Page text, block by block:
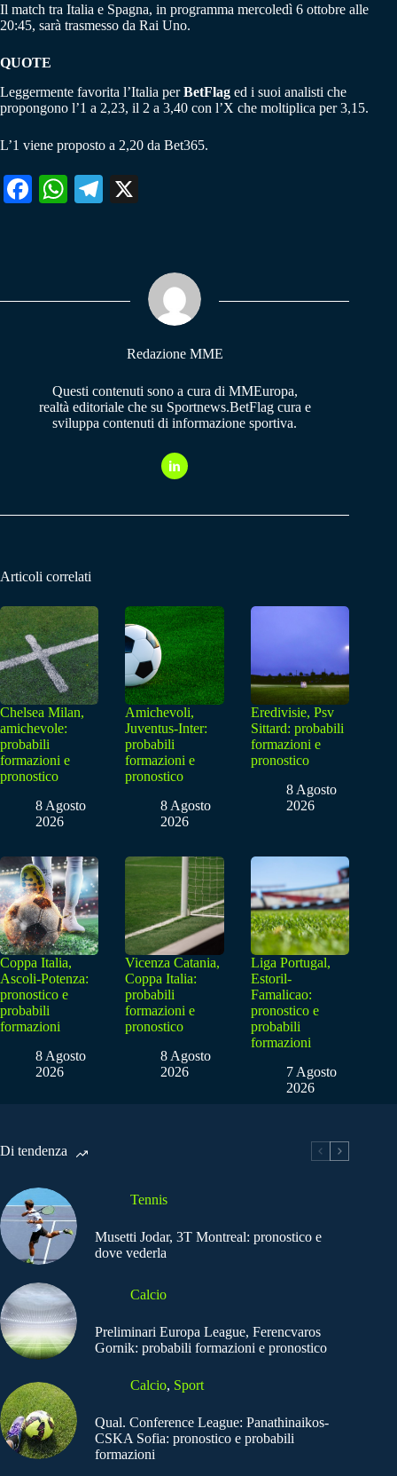
Il match tra Italia e Spagna, in programma mercoledì 6 ottobre alle
20:45, sarà trasmesso da Rai Uno.
QUOTE
Leggermente favorita l’Italia perBetFlag ed i suoi analisti che
propongono l’1 a 2,23, il 2 a 3,40 con l’X che moltiplica per 3,15.
L’1 viene proposto a 2,20 da Bet365.
Fa W
pp
Te
m
Redazione MME
Questi contenuti sono a cura di MMEuropa,
realtà editoriale che su Sportnews.BetFlag cura e
sviluppa contenuti di informazione sportiva.
Articoli correlati
Chelsea Milan,
amichevole:
probabili
formazioni e
pronostico
8 Agosto
2026
Amichevoli,
Juventus-Inter:
probabili
formazioni e
pronostico
8 Agosto
2026
Eredivisie, Psv
Sittard: probabili
formazioni e
pronostico
8 Agosto
2026
Coppa Italia,
Ascoli-Potenza:
pronostico e
probabili
formazioni
8 Agosto
2026
Vicenza Catania,
Coppa Italia:
probabili
formazioni e
pronostico
8 Agosto
2026
Liga Portugal,
Estoril-
Famalicao:
pronostico e
probabili
formazioni
7 Agosto
2026
Di tendenza
Tennis
Musetti Jodar, 3T Montreal: pronostico e
dove vederla
Calcio
Preliminari Europa League, Ferencvaros
Gornik: probabili formazioni e pronostico
Calcio, Sport
Qual. Conference League: Panathinaikos-
CSKA Sofia: pronostico e probabili
formazioni